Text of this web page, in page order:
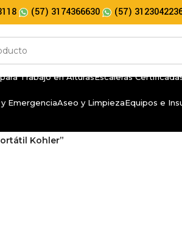
(57) 3174366630 (57)
Trabajo en AlturasEscaleras
EmergenciaAseo y LimpiezaEquipos e
Kohler”